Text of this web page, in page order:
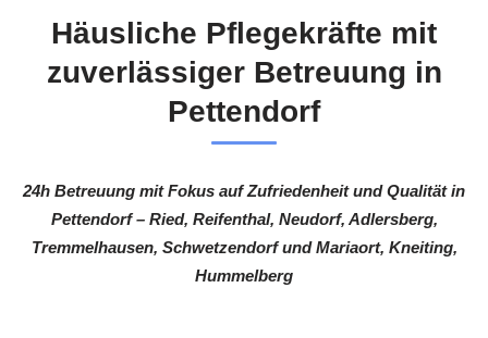
Häusliche Pflegekräfte mit
zuverlässiger Betreuung in
Pettendorf
24h Betreuung mit Fokus auf Zufriedenheit und Qualität in
Pettendorf – Ried, Reifenthal, Neudorf, Adlersberg,
Tremmelhausen, Schwetzendorf und Mariaort, Kneiting,
Hummelberg